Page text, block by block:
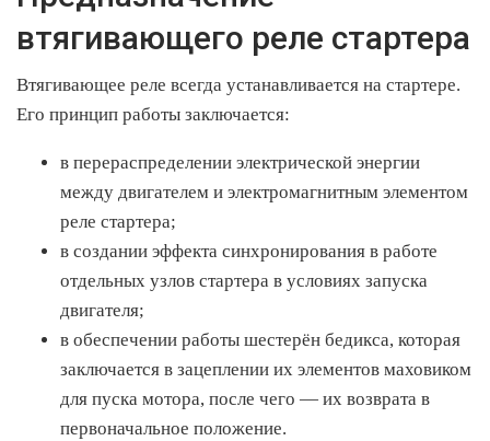
втягивающего реле стартера
Втягивающее реле всегда устанавливается на стартере.
Его принцип работы заключается:
в перераспределении электрической энергии
между двигателем и электромагнитным элементом
реле стартера;
в создании эффекта синхронирования в работе
отдельных узлов стартера в условиях запуска
двигателя;
в обеспечении работы шестерён бедикса, которая
заключается в зацеплении их элементов маховиком
для пуска мотора, после чего — их возврата в
первоначальное положение.